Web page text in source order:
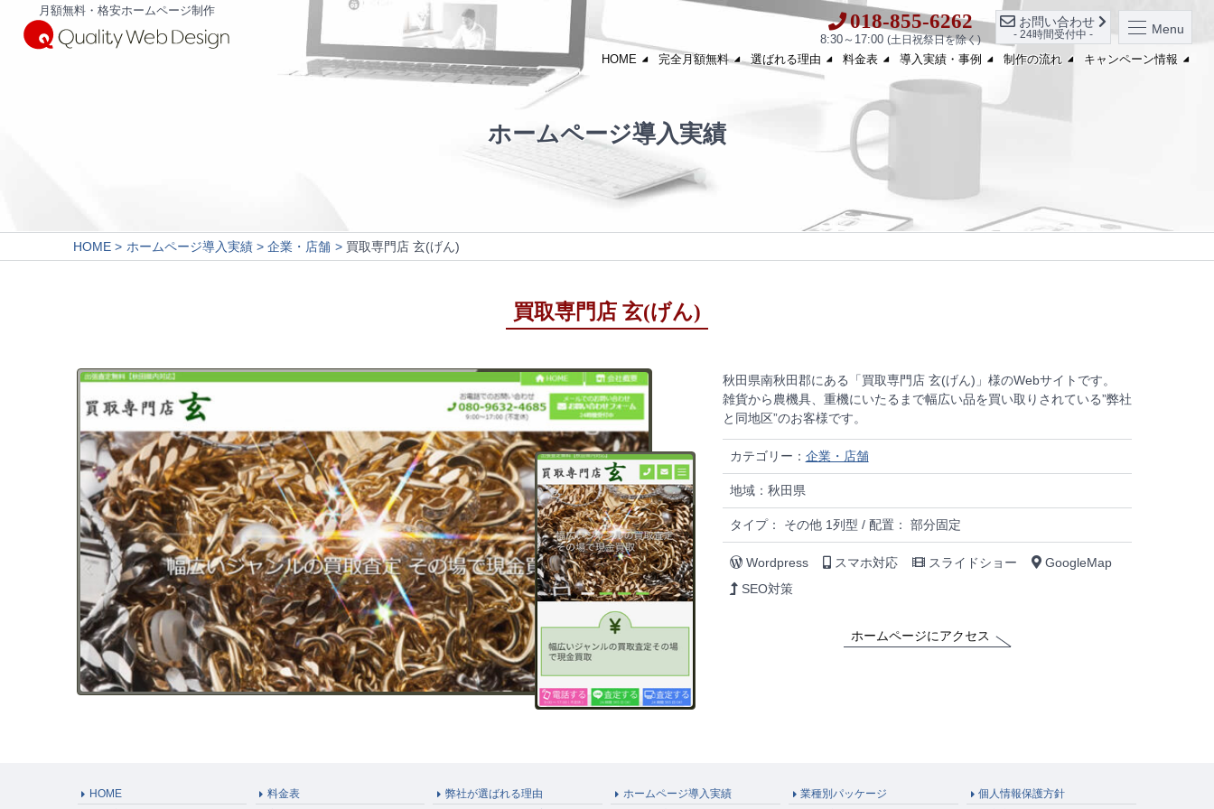
月額無料・格安ホームページ制作 018-855-6262
8:30～17:00 (土日祝祭日を除く)
お問い合わせ
- 24時間受付中 - Menu
ホームページ導入実績
HOME 完全月額無料 選ばれる理由 料金表 導入実績・事例 制作の流れ キャンペーン情報
HOME ホームページ導入実績 企業・店舗 買取専門店 玄(げん)
買取専門店 玄(げん)
秋田県南秋田郡にある「買取専門店 玄(げん)」様のWebサイトです。
雑貨から農機具、重機にいたるまで幅広い品を買い取りされている”弊社
と同地区”のお客様です。
カテゴリー： 企業・店舗
地域：秋田県
タイプ： その他 1列型 / 配置： 部分固定
Wordpress スマホ対応 スライドショー
GoogleMap
SEO対策
ホームページにアクセス
HOME
料金表
弊社が選ばれる理由
ホームページ導入実績
業種別パッケージ
個人情報保護方針